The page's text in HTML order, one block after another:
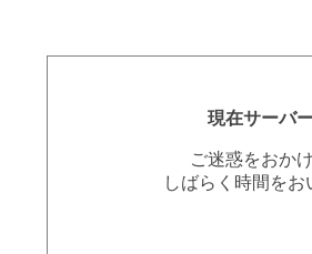
現在サーバ
ご迷惑をおか
しばらく時間を